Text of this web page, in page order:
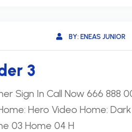
BY: ENEAS JUNIOR
3
Sign In Call Now 666 888
Hero Video Home:
03 Home 04 H